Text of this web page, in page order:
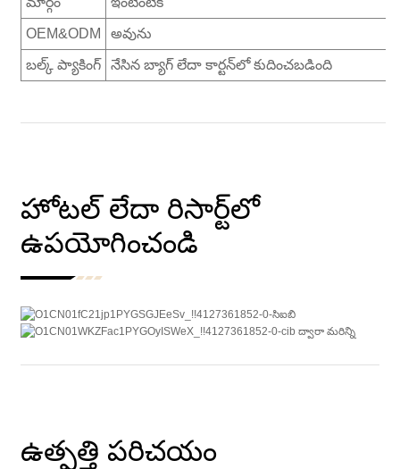
OEM&ODM అవును
బల్క్ ప్యాకింగ్ నేసిన బ్యాగ్ లేదా కార్టన్‌లో కుదించబడింది
హోటల్ లేదా రిసార్ట్‌లో
ఉపయోగించండి
ఉత్పత్తి పరిచయం